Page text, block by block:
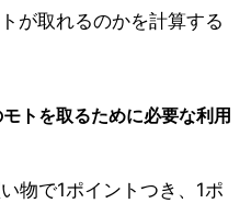
が取れるのかを計算する
トを取るために必要な利用
物で1ポイントつき、1ポ